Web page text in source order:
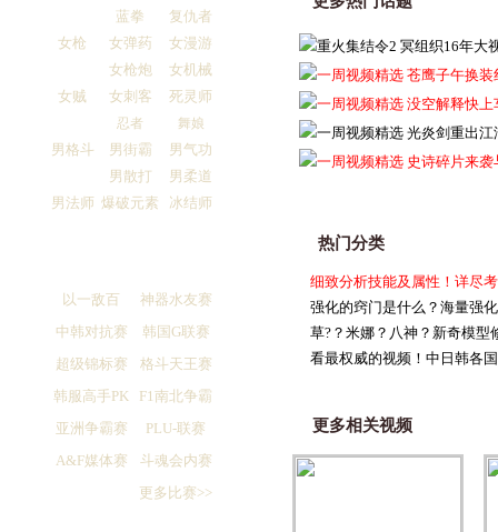
蓝拳
复仇者
女枪
女弹药
女漫游
女枪炮
女机械
女贼
女刺客 死灵师
忍者 舞娘
男格斗 男街霸
男气功
男散打
男柔道
男法师 爆破元素 冰结师
以一敌百
神器水友赛
中韩对抗赛
韩国G联赛
超级锦标赛
格斗天王赛
韩服高手PK
F1南北争霸
亚洲争霸赛
PLU-联赛
A&F媒体赛
斗魂会内赛
更多比赛>>
重火集结令2 冥组织16年大
一周视频精选 苍鹰子午换
一周视频精选 没空解释快
一周视频精选 光炎剑重出
一周视频精选 史诗碎片来
热门分类
细致分析技能及属性！详尽
强化的窍门是什么？海量强
草?？米娜？八神？新奇模型
看最权威的视频！中日韩各
更多相关视频